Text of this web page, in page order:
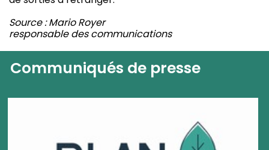
Source : Mario Royer
responsable des communications
Communiqués de presse